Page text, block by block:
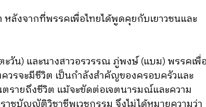
หลังจากที่พรรคเพื่อไทยได้พูดคุยกับเยาวชนและ
วัน) และนางสาวอรวรรณ ภู่พงษ์ (แบม) พรรคเพื่อ
รจะมีชีวิต เป็นกำลังสำคัญของครอบครัวและ
รายถึงชีวิต แม้จะขัดต่อเจตนารมณ์และความ